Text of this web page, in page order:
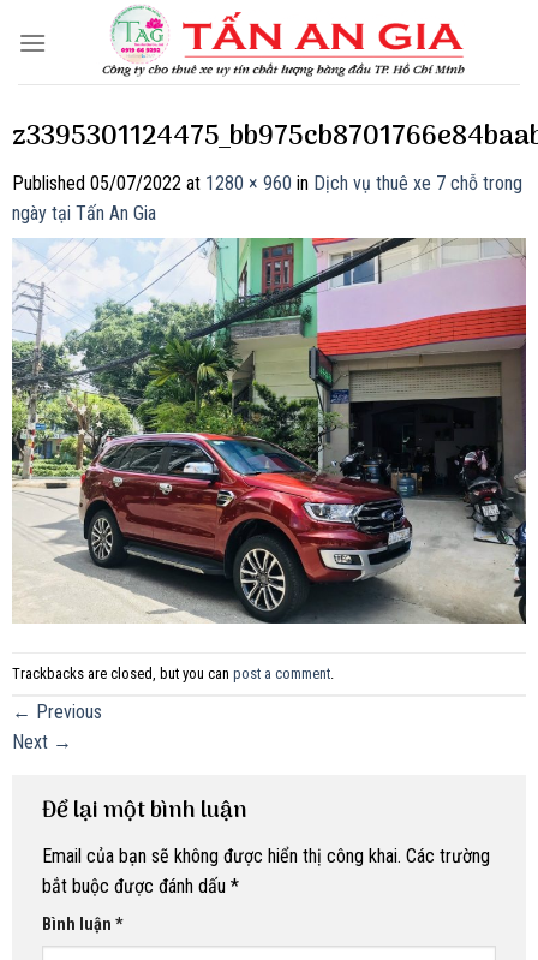
Published 05/07/2022 at 1280 × 960 in Dịch vụ thuê xe 7 chỗ trong
ngày tại Tấn An Gia
Trackbacks are closed, but you can post a comment
← Previous
Next →
Để lại một bình luận
Email của bạn sẽ không được hiển thị công khai. Các trường
bắt buộc được đánh dấu *
Bình luận *